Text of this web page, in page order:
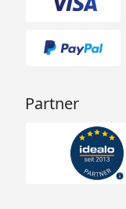
Partner